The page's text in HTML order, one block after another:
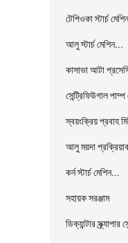
টেপিওকা স্টার্চ
আলু স্টার্চ মেশিন...
কাসাভা আটা
সেন্ট্রিফিউগাল
স্বয়ংক্রিয় প্রবাহ
আলু ময়দা
কর্ন স্টার্চ মেশিন...
সহায়ক সরঞ্জাম
ডিক্যান্টার স্ক্র্যাপার